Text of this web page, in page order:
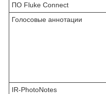
ПО Fluke Connect
Голосовые аннотации
IR-PhotoNotes